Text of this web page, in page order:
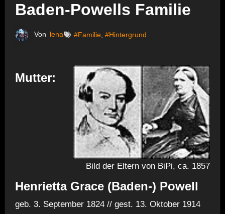
Baden-Powells Familie
Von lena #Familie, #Hintergrund
Bild der Eltern von BiPi, ca. 1857
Mutter:
Henrietta Grace (Baden-) Powell
geb. 3. September 1824 // gest. 13. Oktober 1914